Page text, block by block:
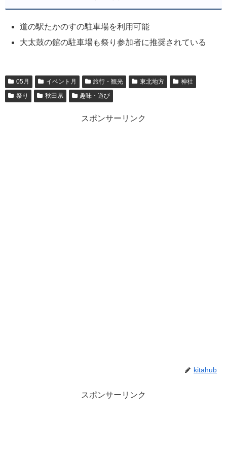
道の駅たかのすの駐車場を利用可能
大太鼓の館の駐車場も祭り参加者に推奨されている
05月 イベント月 旅行・観光 東北地方
神社
祭り
秋田県 趣味・遊び
スポンサーリンク
kitahub
スポンサーリンク